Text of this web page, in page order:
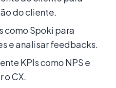
do cliente.
como Spoki para
e analisar feedbacks.
KPIs como NPS e
o CX.